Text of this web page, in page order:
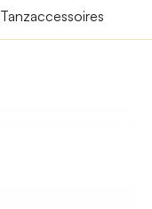
Tanzaccessoires